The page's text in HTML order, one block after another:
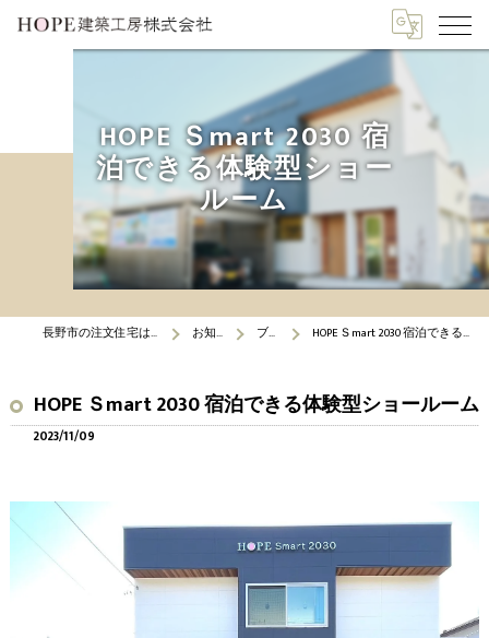
HOPE Ｓmart 2030 宿
泊できる体験型ショー
ルーム
長野市の注文住宅はHOPE建築工房 お知らせ ブログ HOPE Ｓmart 2030 宿泊できる体験型ショールーム
HOPE Ｓmart 2030 宿泊できる体験型ショールーム
2023/11/09